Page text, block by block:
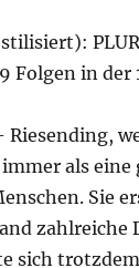
Folgen in
als eine
Sie
zahlreiche
sich